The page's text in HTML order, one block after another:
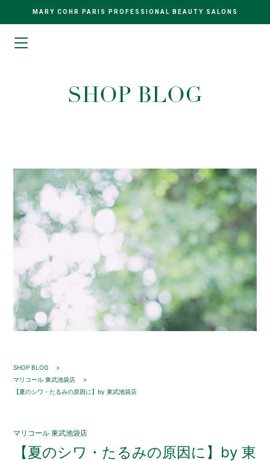
MARY COHR PARIS PROFESSIONAL BEAUTY SALONS
SHOP BLOG
SHOP BLOG
マリコール 東武池袋店
【夏のシワ・たるみの原因に】by 東武池袋店
マリコール 東武池袋店
【夏のシワ・たるみの原因に】by 東